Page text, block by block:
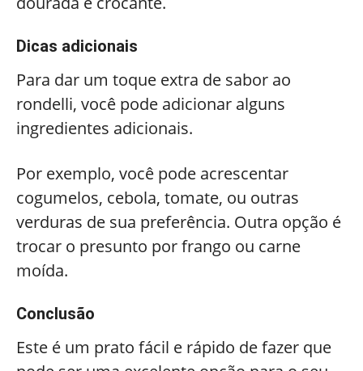
Dicas adicionais
Para dar um toque extra de sabor ao
rondelli, você pode adicionar alguns
ingredientes adicionais.
Por exemplo, você pode acrescentar
cogumelos, cebola, tomate, ou outras
verduras de sua preferência. Outra opção é
trocar o presunto por frango ou carne
moída.
Conclusão
Este é um prato fácil e rápido de fazer que